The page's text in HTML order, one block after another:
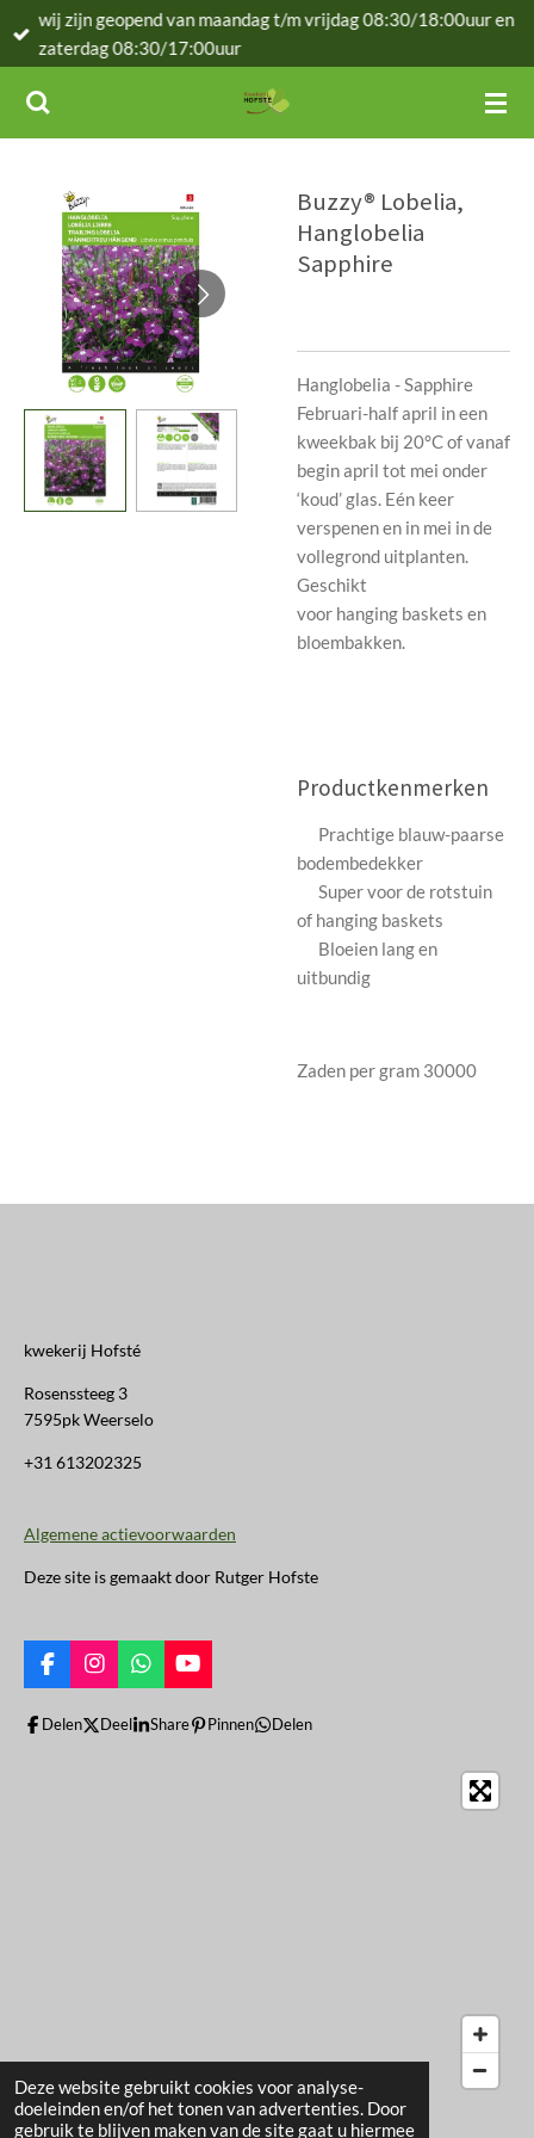
Deze website gebruikt cookies voor analyse-
doeleinden en/of het tonen van advertenties. Door
gebruik te blijven maken van de site gaat u hiermee
Ga
direct
de
hoofdinhoud
wij zijn geopend van maandag t/m vrijdag 08:30/18:00uur en
zaterdag 08:30/17:00uur
Buzzy® Lobelia,
Hanglobelia
Sapphire
Hanglobelia - Sapphire
Februari-half april in een
kweekbak bij 20°C of vanaf
begin april tot mei onder
‘koud’ glas. Eén keer
verspenen en in mei in de
vollegrond uitplanten.
Geschikt
voor hanging baskets en
bloembakken.
Productkenmerken
Prachtige blauw-paarse
bodembedekker
Super voor de rotstuin
of hanging baskets
Bloeien lang en
uitbundig
Zaden per gram 30000
kwekerij Hofsté
Rosenssteeg 3
7595pk Weerselo
+31 613202325
Algemene actievoorwaarden
Deze site is gemaakt door Rutger Hofste
F
a
c
I
n
s
t
W
h
a
t
Y
o
u
T
Delen Deel Share Pinnen Delen